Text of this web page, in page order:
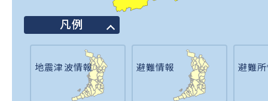
凡例
地震津波情報 避難情報 避難